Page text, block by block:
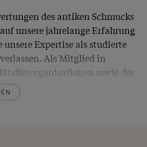
des antiken Schmucks
unsere jahrelange Erfahrung
unsere Expertise als studierte
Als Mitglied in
sowie der